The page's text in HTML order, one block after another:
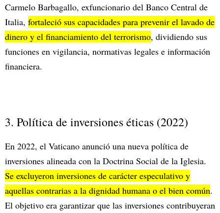
Carmelo Barbagallo, exfuncionario del Banco Central de
Italia, fortaleció sus capacidades para prevenir el lavado de
dinero y el financiamiento del terrorismo, dividiendo sus
funciones en vigilancia, normativas legales e información
financiera.
3. Política de inversiones éticas (2022)
En 2022, el Vaticano anunció una nueva política de
inversiones alineada con la Doctrina Social de la Iglesia.
Se excluyeron inversiones de carácter especulativo y
aquellas contrarias a la dignidad humana o el bien común.
El objetivo era garantizar que las inversiones contribuyeran